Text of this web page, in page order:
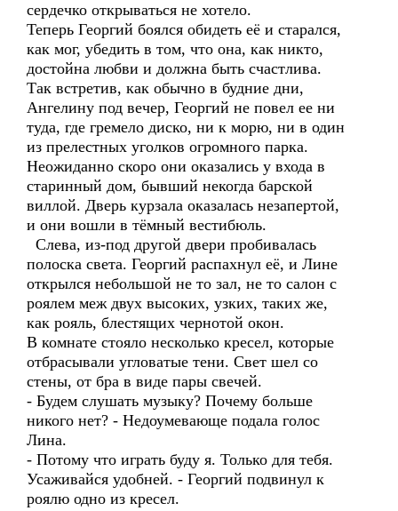
сердечко открываться не хотело.
Теперь Георгий боялся обидеть её и старался,
как мог, убедить в том, что она, как никто,
достойна любви и должна быть счастлива.
Так встретив, как обычно в будние дни,
Ангелину под вечер, Георгий не повел ее ни
туда, где гремело диско, ни к морю, ни в один
из прелестных уголков огромного парка.
Неожиданно скоро они оказались у входа в
старинный дом, бывший некогда барской
виллой. Дверь курзала оказалась незапертой,
и они вошли в тёмный вестибюль.
Слева, из-под другой двери пробивалась
полоска света. Георгий распахнул её, и Лине
открылся небольшой не то зал, не то салон с
роялем меж двух высоких, узких, таких же,
как рояль, блестящих чернотой окон.
В комнате стояло несколько кресел, которые
отбрасывали угловатые тени. Свет шел со
стены, от бра в виде пары свечей.
- Будем слушать музыку? Почему больше
никого нет? - Недоумевающе подала голос
Лина.
- Потому что играть буду я. Только для тебя.
Усаживайся удобней. - Георгий подвинул к
роялю одно из кресел.